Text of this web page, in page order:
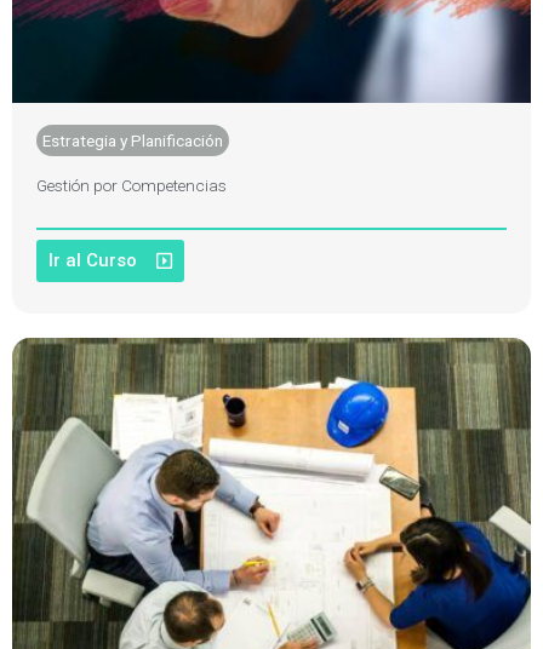
Estrategia y Planificación
Gestión por Competencias
Ir al Curso